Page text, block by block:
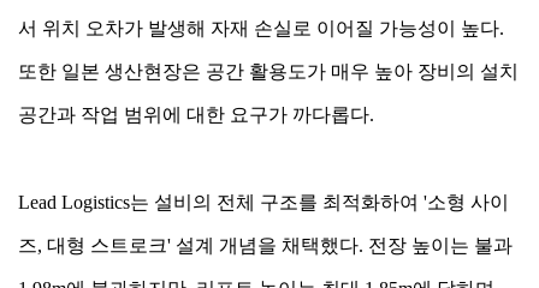
서 위치 오차가 발생해 자재 손실로 이어질 가능성이 높다.
또한 일본 생산현장은 공간 활용도가 매우 높아 장비의 설치
공간과 작업 범위에 대한 요구가 까다롭다.
Lead Logistics는 설비의 전체 구조를 최적화하여 '소형 사이
즈, 대형 스트로크' 설계 개념을 채택했다. 전장 높이는 불과